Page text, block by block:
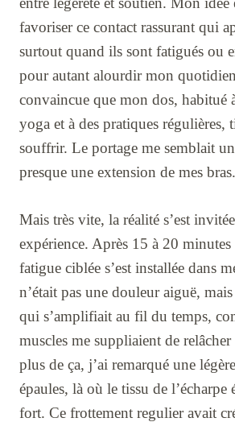
favoriser ce contact rassurant qui
surtout quand ils sont fatigués ou
pour autant alourdir mon
convaincue que mon dos, habitué
yoga et à des pratiques régulières,
souffrir. Le portage me semblait
presque une extension de mes bras.
Mais très vite, la réalité s’est
expérience. Après 15 à 20
fatigue ciblée s’est installée dans
n’était pas une douleur aiguë,
qui s’amplifiait au fil du temps,
muscles me suppliaient de
plus de ça, j’ai remarqué une
épaules, là où le tissu de l’écharpe
fort. Ce frottement regulier avait